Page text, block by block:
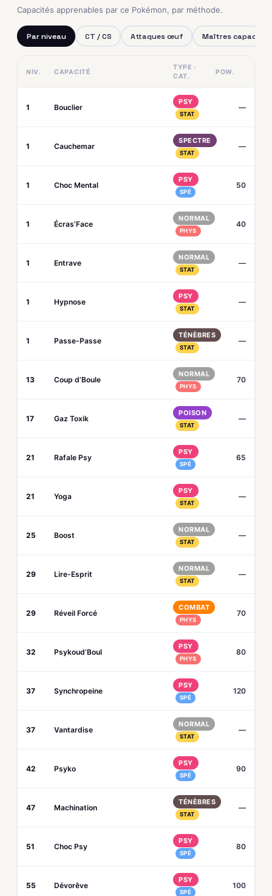
Capacités apprenables par ce Pokémon, par méthode.
Par niveau CT / CS Attaques œuf Maîtres capacités
NIV. CAPACITÉ
TYPE ·
CAT.
POW.
1 Bouclier
PSY
STAT
—
1 Cauchemar
SPECTRE
STAT
—
1 Choc Mental
PSY
SPÉ
50
1 Écras’Face
NORMAL
PHYS
40
1 Entrave
NORMAL
STAT
—
1 Hypnose
PSY
STAT
—
1 Passe-Passe
TÉNÈBRES
STAT
—
13 Coup d’Boule
NORMAL
PHYS
70
17 Gaz Toxik
POISON
STAT
—
21 Rafale Psy
PSY
SPÉ
65
21 Yoga
PSY
STAT
—
25 Boost
NORMAL
STAT
—
29 Lire-Esprit
NORMAL
STAT
—
29 Réveil Forcé
COMBAT
PHYS
70
32 Psykoud’Boul
PSY
PHYS
80
37 Synchropeine
PSY
SPÉ
120
37 Vantardise
NORMAL
STAT
—
42 Psyko
PSY
SPÉ
90
47 Machination
TÉNÈBRES
STAT
—
51 Choc Psy
PSY
SPÉ
80
55 Dévorêve
PSY
SPÉ
100